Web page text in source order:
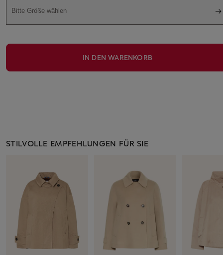
Bitte Größe wählen
IN DEN WARENKORB
STILVOLLE EMPFEHLUNGEN FÜR SIE